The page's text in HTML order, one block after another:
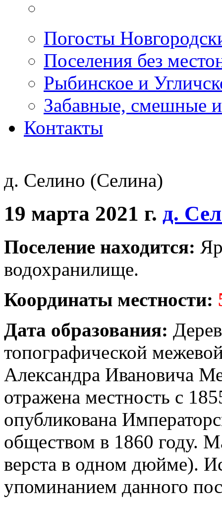
Погосты
Поселения без
Рыбинское и
Забавные, смешные
Контакты
д. Селино (Селина)
19 марта 2021 г. д.
Поселение находится:
водохранилище.
Координаты местности:
Дата образования:
топографической
Александра Ивановича
отражена местность с
опубликована
обществом в 1860 году.
верста в одном дюйме).
упоминанием данного